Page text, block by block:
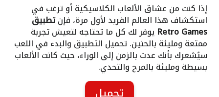
إذا كنت من عشاق الألعاب الكلاسيكية أو ترغب في
استكشاف هذا العالم الفريد لأول مرة، فإنتطبيق
Retro Games يوفر لك كل ما تحتاجه لتعيش تجربة
ممتعة ومليئة بالحنين. تحميل التطبيق والبدء في اللعب
سيُشعرك بأنك عدت بالزمن إلى الوراء، حيث كانت الألعاب
بسيطة ومليئة بالمرح والتحدي.